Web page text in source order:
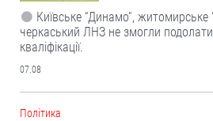
Київське “Динамо”, житомирське
черкаський ЛНЗ не змогли подолати
кваліфікації.
07.08
Політика